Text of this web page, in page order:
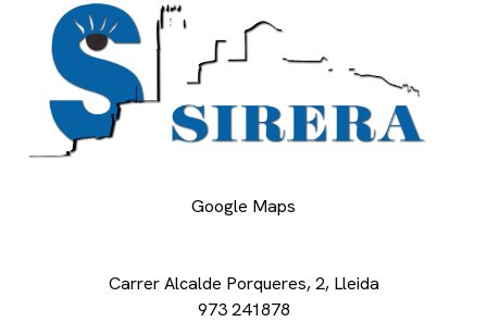
Google Maps
Carrer Alcalde Porqueres, 2, Lleida
973 241878